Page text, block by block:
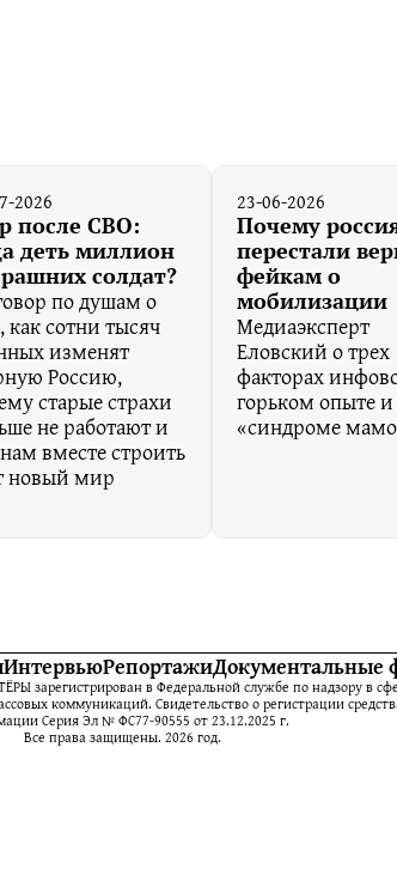
2026
после СВО:
деть миллион
солдат?
по душам о
как сотни тысяч
изменят
Россию,
старые страхи
не работают и
вместе строить
новый мир
23-06-2026
Почему
перестали
фейкам о
мобилизации
Медиаэксперт
Еловский о трех
факторах
горьком опыте и
«синдроме
ИнтервьюРепортажиДокументальные
зарегистрирован в Федеральной службе по надзору в
коммуникаций. Свидетельство о регистрации
Серия Эл № ФС77-90555 от 23.12.2025 г.
Все права защищены. 2026 год.